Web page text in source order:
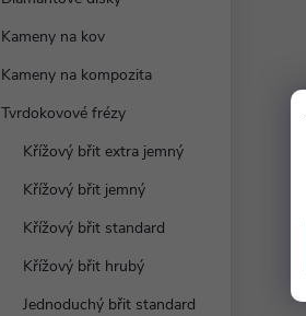
Kameny na kov
Kameny na kompozita
Tvrdokovové frézy
Křížový břit extra jemný
Křížový břit jemný
Křížový břit standard
Křížový břit hrubý
Jednoduchý břit standard